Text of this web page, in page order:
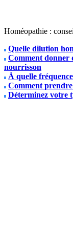
Homéopathie :
Quelle dilution
Comment donner
nourrisson
À quelle
Comment prendre
Déterminez votre